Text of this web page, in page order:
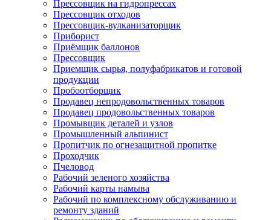
Прессовщик на гидропрессах
Прессовщик отходов
Прессовщик-вулканизаторщик
Приборист
Приёмщик баллонов
Прессовщик
Приемщик сырья, полуфабрикатов и готовой
продукции
Пробоотборщик
Продавец непродовольственных товаров
Продавец продовольственных товаров
Промывщик деталей и узлов
Промышленный альпинист
Пропитчик по огнезащитной пропитке
Проходчик
Пчеловод
Рабочий зеленого хозяйства
Рабочий карты намыва
Рабочий по комплексному обслуживанию и
ремонту зданий